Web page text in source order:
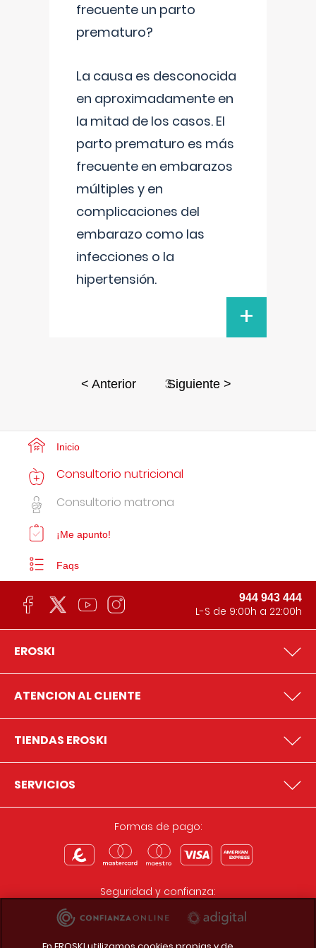
frecuente un parto
prematuro?
La causa es desconocida
en aproximadamente en
la mitad de los casos. El
parto prematuro es más
frecuente en embarazos
múltiples y en
complicaciones del
embarazo como las
infecciones o la
hipertensión.
+
< Anterior 3Siguiente >
Inicio
Consultorio nutricional
Consultorio matrona
¡Me apunto!
Faqs
944 943 444
L-S de 9:00h a 22:00h
EROSKI
ATENCION AL CLIENTE
TIENDAS EROSKI
SERVICIOS
Formas de pago:
Seguridad y confianza: